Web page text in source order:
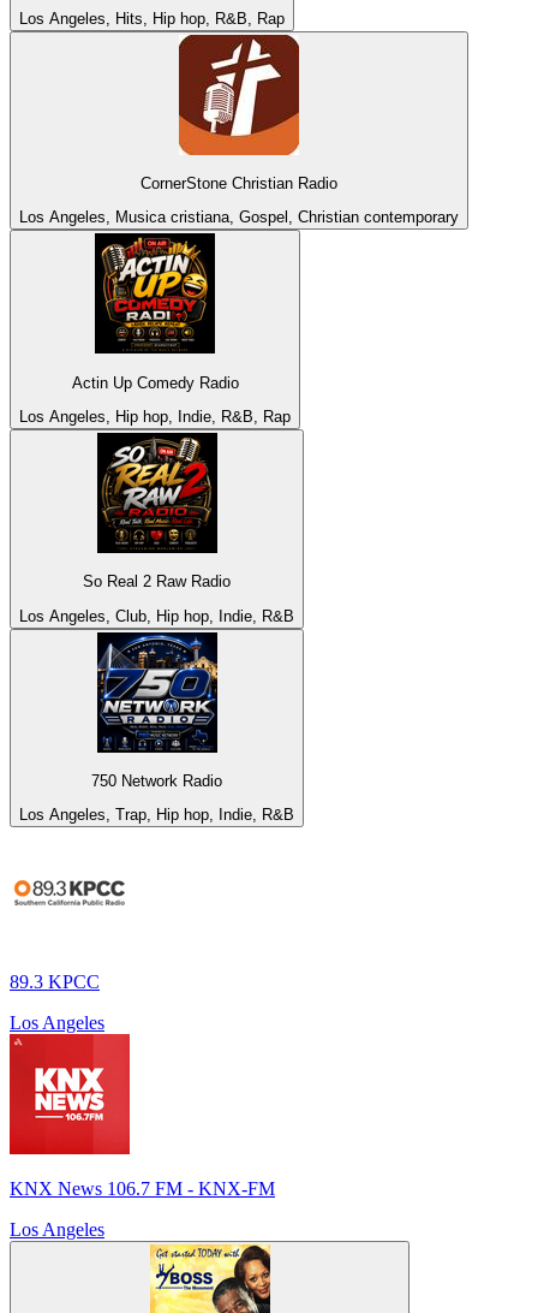
Los Angeles, Hits, Hip hop, R&B, Rap
CornerStone Christian Radio
Los Angeles, Musica cristiana, Gospel, Christian contemporary
Actin Up Comedy Radio
Los Angeles, Hip hop, Indie, R&B, Rap
So Real 2 Raw Radio
Los Angeles, Club, Hip hop, Indie, R&B
750 Network Radio
Los Angeles, Trap, Hip hop, Indie, R&B
89.3 KPCC
Los Angeles
KNX News 106.7 FM - KNX-FM
Los Angeles